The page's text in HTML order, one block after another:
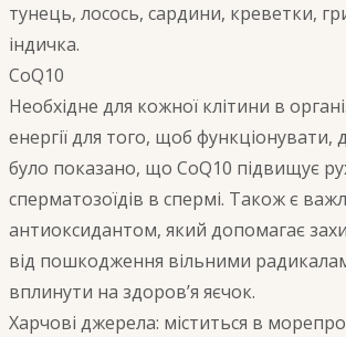
тунець, лосось, сардини, креветки,
індичка.
CoQ10
Необхідне для кожної клітини в
енергії для того, щоб функціонувати,
було показано, що CoQ10 підвищує
сперматозоїдів в спермі. Також є
антиоксидантом, який допомагає
від пошкодження вільними
вплинути на здоров’я яєчок.
Харчові джерела: міститься в